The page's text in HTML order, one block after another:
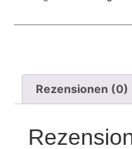
Rezensionen (0)